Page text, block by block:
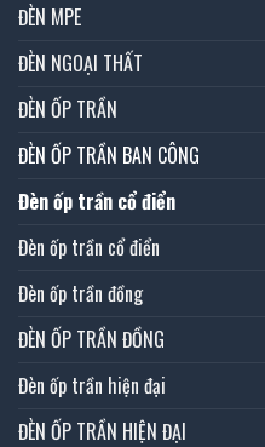
ĐÈN MPE
ĐÈN NGOẠI THẤT
ĐÈN ỐP TRẦN
ĐÈN ỐP TRẦN BAN CÔNG
Đèn ốp trần cổ điển
Đèn ốp trần cổ điển
Đèn ốp trần đồng
ĐÈN ỐP TRẦN ĐỒNG
Đèn ốp trần hiện đại
ĐÈN ỐP TRẦN HIỆN ĐẠI